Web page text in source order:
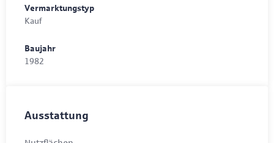
Vermarktungstyp
Kauf
Baujahr
1982
Ausstattung